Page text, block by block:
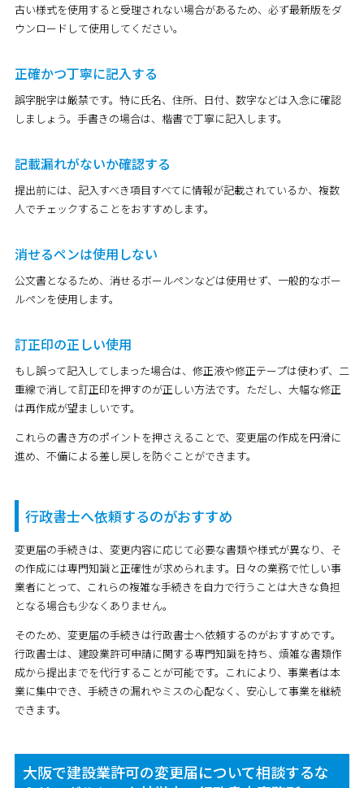
古い様式を使用すると受理されない場合があるため、必ず最新版をダ
ウンロードして使用してください。
正確かつ丁寧に記入する
誤字脱字は厳禁です。特に氏名、住所、日付、数字などは入念に確認
しましょう。手書きの場合は、楷書で丁寧に記入します。
記載漏れがないか確認する
提出前には、記入すべき項目すべてに情報が記載されているか、複数
人でチェックすることをおすすめします。
消せるペンは使用しない
公文書となるため、消せるボールペンなどは使用せず、一般的なボー
ルペンを使用します。
訂正印の正しい使用
もし誤って記入してしまった場合は、修正液や修正テープは使わず、二
重線で消して訂正印を押すのが正しい方法です。ただし、大幅な修正
は再作成が望ましいです。
これらの書き方のポイントを押さえることで、変更届の作成を円滑に
進め、不備による差し戻しを防ぐことができます。
行政書士へ依頼するのがおすすめ
変更届の手続きは、変更内容に応じて必要な書類や様式が異なり、そ
の作成には専門知識と正確性が求められます。日々の業務で忙しい事
業者にとって、これらの複雑な手続きを自力で行うことは大きな負担
となる場合も少なくありません。
そのため、変更届の手続きは行政書士へ依頼するのがおすすめです。
行政書士は、建設業許可申請に関する専門知識を持ち、煩雑な書類作
成から提出までを代行することが可能です。これにより、事業者は本
業に集中でき、手続きの漏れやミスの心配なく、安心して事業を継続
できます。
大阪で建設業許可の変更届について相談するな